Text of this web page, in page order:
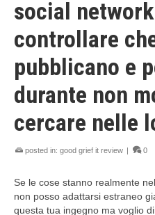
social
controllare
pubblicano e
durante non
cercare nelle
posted in: good grief it review | 0
Se le cose stanno realmente
non posso adattarsi estraneo
questa tua ingegno ma voglio